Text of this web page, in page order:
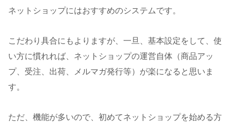
ネットショップにはおすすめのシステムです。
こだわり具合にもよりますが、一旦、基本設定をして、使
い方に慣れれば、ネットショップの運営自体（商品アッ
プ、受注、出荷、メルマガ発行等）が楽になると思いま
す。
ただ、機能が多いので、初めてネットショップを始める方